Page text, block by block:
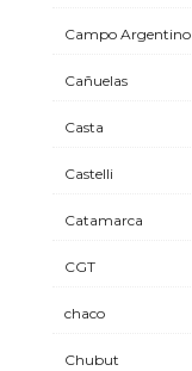
Campo Argentino
Cañuelas
Casta
Castelli
Catamarca
CGT
chaco
Chubut